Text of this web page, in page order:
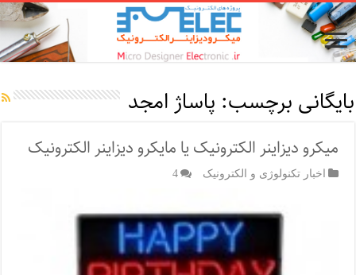
بایگانی برچسب: پاساژ امجد
میکرو دیزاینر الکترونیک یا مایکرو دیزاینر الکترونیک
اخبار تکنولوژی و الکترونیک 4